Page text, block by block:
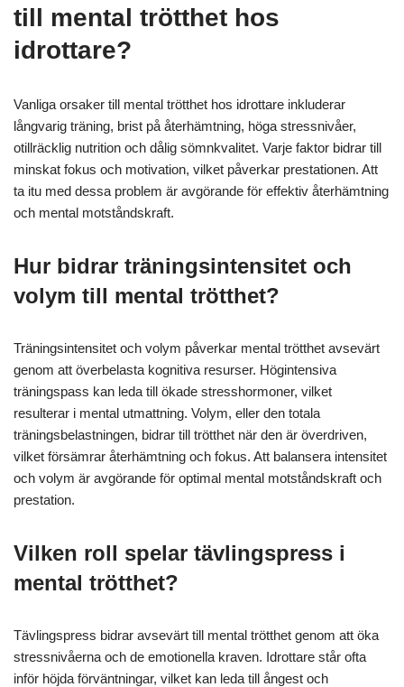
till mental trötthet hos
idrottare?
Vanliga orsaker till mental trötthet hos idrottare inkluderar
långvarig träning, brist på återhämtning, höga stressnivåer,
otillräcklig nutrition och dålig sömnkvalitet. Varje faktor bidrar till
minskat fokus och motivation, vilket påverkar prestationen. Att
ta itu med dessa problem är avgörande för effektiv återhämtning
och mental motståndskraft.
Hur bidrar träningsintensitet och
volym till mental trötthet?
Träningsintensitet och volym påverkar mental trötthet avsevärt
genom att överbelasta kognitiva resurser. Högintensiva
träningspass kan leda till ökade stresshormoner, vilket
resulterar i mental utmattning. Volym, eller den totala
träningsbelastningen, bidrar till trötthet när den är överdriven,
vilket försämrar återhämtning och fokus. Att balansera intensitet
och volym är avgörande för optimal mental motståndskraft och
prestation.
Vilken roll spelar tävlingspress i
mental trötthet?
Tävlingspress bidrar avsevärt till mental trötthet genom att öka
stressnivåerna och de emotionella kraven. Idrottare står ofta
inför höjda förväntningar, vilket kan leda till ångest och